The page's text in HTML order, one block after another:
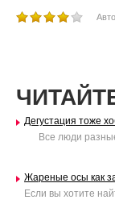
Дегустация тоже
Все люди
Жареные осы как
Если вы хотите